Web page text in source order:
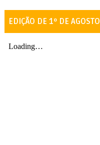
EDIÇÃO DE 1º DE AGOSTO